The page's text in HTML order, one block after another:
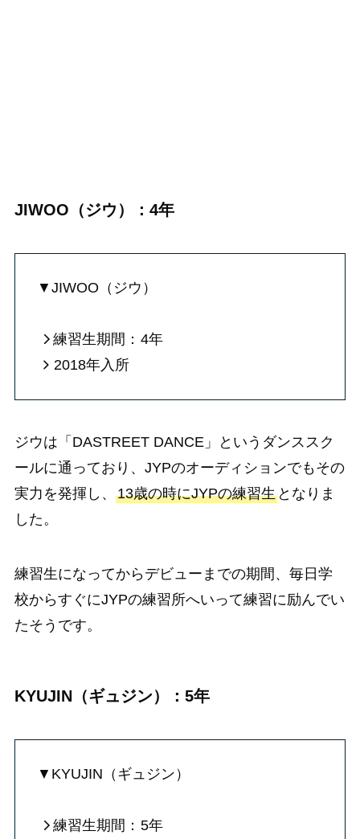
JIWOO（ジウ）：4年
▼JIWOO（ジウ）
練習生期間： 4年
2018年入所
ジウは「DASTREET DANCE」というダンススク
ールに通っており、JYPのオーディションでもその
実力を発揮し、 13歳の時にJYPの練習生となりま
した。
練習生になってからデビューまでの期間、毎日学
校からすぐにJYPの練習所へいって練習に励んでい
たそうです。
KYUJIN（ギュジン）：5年
▼KYUJIN（ギュジン）
練習生期間： 5年